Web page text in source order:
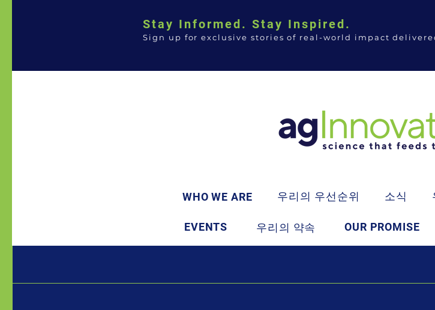
Stay Informed. Stay Inspired.
Sign up for exclusive stories of real-world impact
WHO WE ARE 우리의 우선순위 소식
EVENTS 우리의 약속 OUR PROMISE